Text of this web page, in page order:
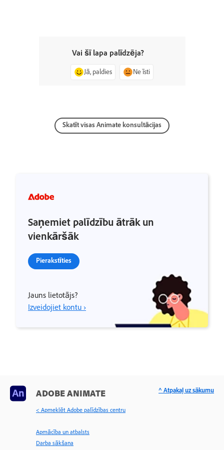
Vai šī lapa palīdzēja?
Jā, paldies Ne īsti
Skatīt visas Animate konsultācijas
Saņemiet palīdzību ātrāk un
vienkāršāk
Pierakstīties
Jauns lietotājs?
Izveidojiet kontu ›
ADOBE ANIMATE
< Apmeklēt Adobe palīdzības centru
Apmācība un atbalsts
Darba sākšana
^ Atpakaļ uz sākumu